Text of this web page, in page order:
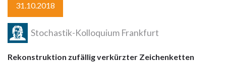
31.10.2018
Stochastik-Kolloquium Frankfurt
Rekonstruktion zufällig verkürzter Zeichenketten